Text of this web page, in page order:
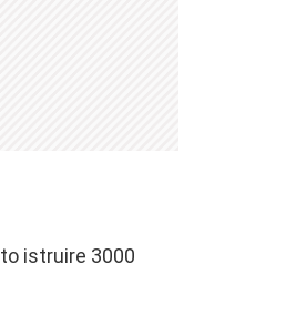
istruire 3000